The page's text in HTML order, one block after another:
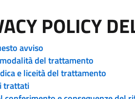
POLICY
avviso
del trattamento
e liceità del trattamento
trattati